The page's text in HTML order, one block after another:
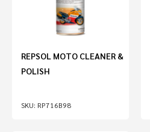
RP716B98
REPSOL MOTO CLEANER &
POLISH